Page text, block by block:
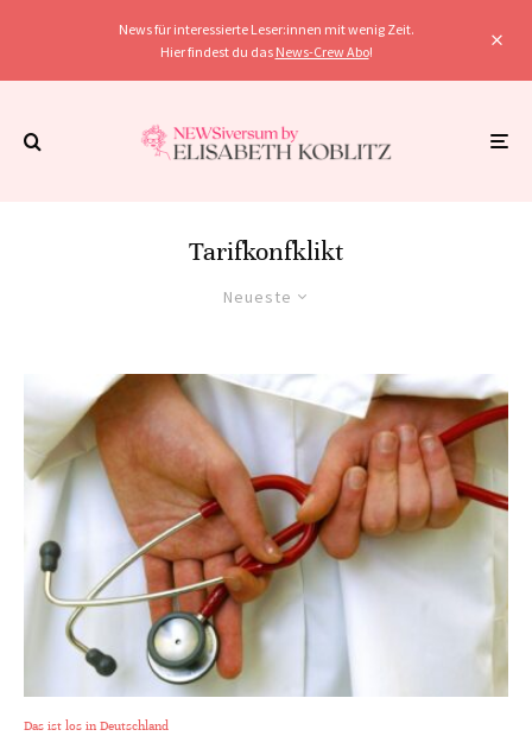
News für interessierte Leser:innen mit wenig Zeit.
Hier findest du das News-Crew Abo!
Tarifkonfklikt
Neueste
Das ist los in Deutschland